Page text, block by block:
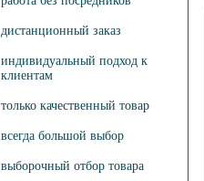
дистанционный заказ
индивидуальный подход к
клиентам
только качественный товар
всегда большой выбор
выборочный отбор товара